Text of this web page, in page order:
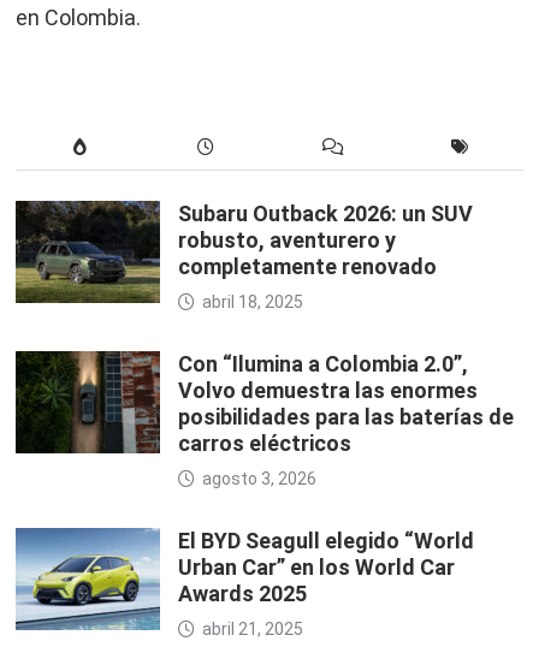
en Colombia.
Subaru Outback 2026: un SUV
robusto, aventurero y
completamente renovado
abril 18, 2025
Con “Ilumina a Colombia 2.0”,
Volvo demuestra las enormes
posibilidades para las baterías de
carros eléctricos
agosto 3, 2026
El BYD Seagull elegido “World
Urban Car” en los World Car
Awards 2025
abril 21, 2025